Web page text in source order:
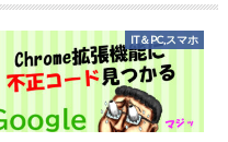
IT＆PC,スマホ